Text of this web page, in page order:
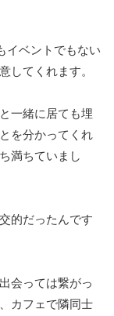
イベントでもない
してくれます。
一緒に居ても埋
を分かってくれ
満ちていまし
的だったんです
会っては繋がっ
カフェで隣同士